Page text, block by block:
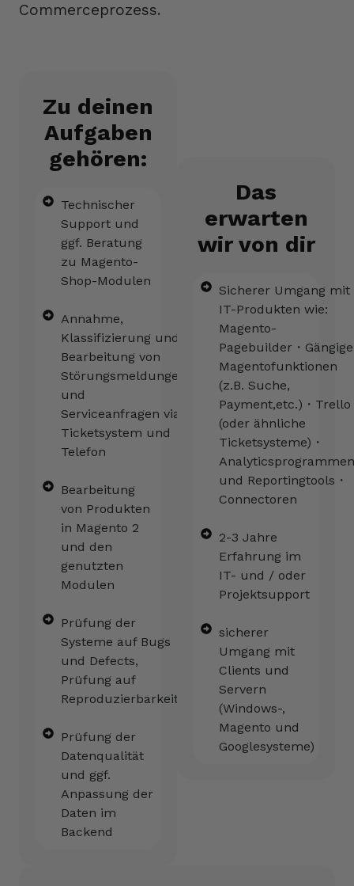
Commerceprozess.
Zu deinen
Aufgaben
gehören:
Technischer
Support und
ggf. Beratung
zu Magento-
Shop-Modulen
Annahme,
Klassifizierung und
Bearbeitung von
Störungsmeldungen
und
Serviceanfragen via
Ticketsystem und
Telefon
Bearbeitung
von Produkten
in Magento 2
und den
genutzten
Modulen
Prüfung der
Systeme auf Bugs
und Defects,
Prüfung auf
Reproduzierbarkeit
Prüfung der
Datenqualität
und ggf.
Anpassung der
Daten im
Backend
Das
erwarten
wir von dir
Sicherer Umgang mit
IT-Produkten wie:
Magento-
Pagebuilder・Gängige
Magentofunktionen
(z.B. Suche,
Payment,etc.)・Trello
(oder ähnliche
Ticketsysteme)・
Analyticsprogrammen
und Reportingtools・
Connectoren
2-3 Jahre
Erfahrung im
IT- und / oder
Projektsupport
sicherer
Umgang mit
Clients und
Servern
(Windows-,
Magento und
Googlesysteme)